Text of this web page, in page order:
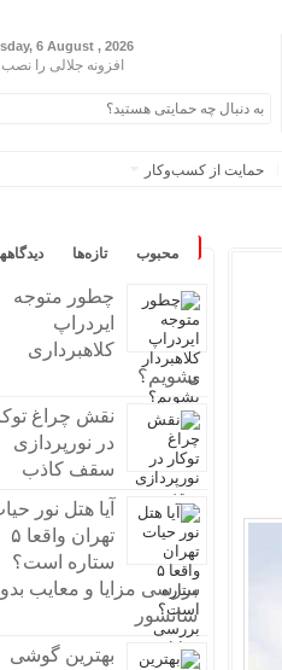
6 August , 2026
افزونه جلالی را نصب
حمایت از کسب‌وکار
محبوب تازه‌ها
چطور متوجه
ایردراپ
کلاهبرداری
بشویم؟
نقش چراغ
در نورپردازی
سقف کاذب
آیا هتل نور
تهران واقعا ۵
ستاره است؟
بررسی مزایا و معایب
سانسور
بهترین گوشی